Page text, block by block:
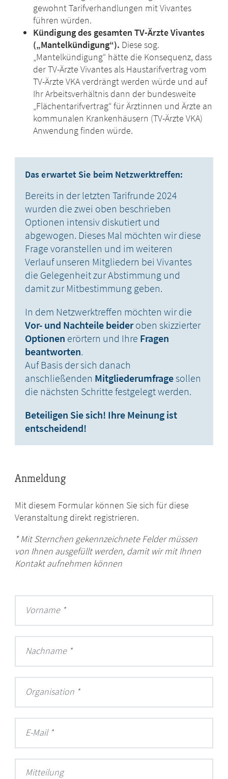
gewohnt Tarifverhandlungen mit Vivantes
führen würden.
Kündigung des gesamten TV-Ärzte Vivantes
(„Mantelkündigung“). Diese sog.
„Mantelkündigung“ hätte die Konsequenz, dass
der TV-Ärzte Vivantes als Haustarifvertrag vom
TV-Ärzte VKA verdrängt werden würde und auf
Ihr Arbeitsverhältnis dann der bundesweite
„Flächentarifvertrag“ für Ärztinnen und Ärzte an
kommunalen Krankenhäusern (TV-Ärzte VKA)
Anwendung finden würde.
Das erwartet Sie beim Netzwerktreffen:
Bereits in der letzten Tarifrunde 2024
wurden die zwei oben beschrieben
Optionen intensiv diskutiert und
abgewogen. Dieses Mal möchten wir diese
Frage voranstellen und im weiteren
Verlauf unseren Mitgliedern bei Vivantes
die Gelegenheit zur Abstimmung und
damit zur Mitbestimmung geben.
In dem Netzwerktreffen möchten wir die
Vor- und Nachteile beideroben skizzierter
Optionen erörtern und Ihre Fragen
beantworten.
Auf Basis der sich danach
anschließenden Mitgliederumfragesollen
die nächsten Schritte festgelegt werden.
Beteiligen Sie sich! Ihre Meinung ist
entscheidend!
Anmeldung
Mit diesem Formular können Sie sich für diese
Veranstaltung direkt registrieren.
* Mit Sternchen gekennzeichnete Felder müssen
von Ihnen ausgefüllt werden, damit wir mit Ihnen
Kontakt aufnehmen können
Vorname
Nachname
Organisation
E-Mail
Mitteilung